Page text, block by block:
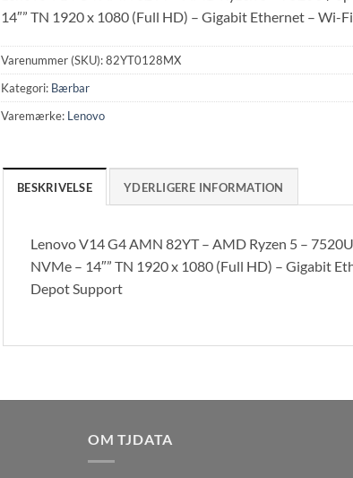
14″” TN 1920 x 1080 (Full HD) – Gigabit Ethernet –
Varenummer (SKU):82YT0128MX
Kategori: Bærbar
Varemærke: Lenovo
BESKRIVELSE YDERLIGERE INFORMATION
Lenovo V14 G4 AMN 82YT – AMD Ryzen 5 –
NVMe – 14″” TN 1920 x 1080 (Full HD) – Gigabit
Depot Support
OM TJDATA